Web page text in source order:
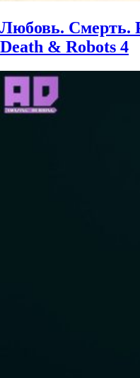
Любовь. Смерть.
Death & Robots 4